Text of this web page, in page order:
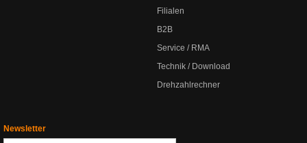
Filialen
B2B
Service / RMA
Technik / Download
Drehzahlrechner
Newsletter